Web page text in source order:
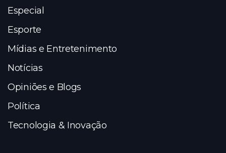
Especial
Esporte
Mídias e Entretenimento
Notícias
Opiniões e Blogs
Política
Tecnologia & Inovação